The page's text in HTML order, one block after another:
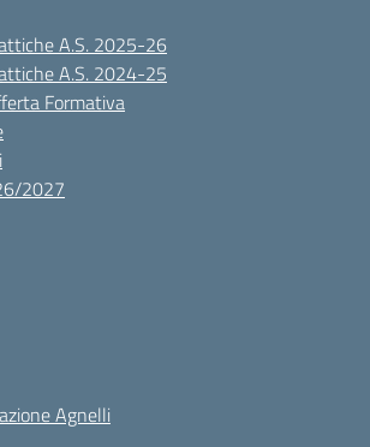
A.S. 2025-26
A.S. 2024-25
Formativa
2027
Agnelli